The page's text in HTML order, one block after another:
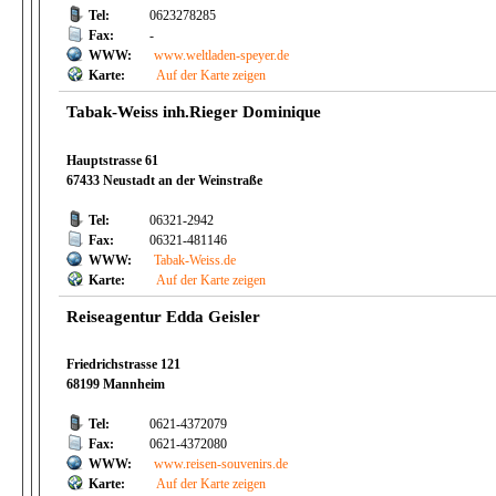
Tel:
0623278285
Fax:
-
WWW:
www.weltladen-speyer.de
Karte:
Auf der Karte zeigen
Tabak-Weiss inh.Rieger Dominique
Hauptstrasse 61
67433 Neustadt an der Weinstraße
Tel:
06321-2942
Fax:
06321-481146
WWW:
Tabak-Weiss.de
Karte:
Auf der Karte zeigen
Reiseagentur Edda Geisler
Friedrichstrasse 121
68199 Mannheim
Tel:
0621-4372079
Fax:
0621-4372080
WWW:
www.reisen-souvenirs.de
Karte:
Auf der Karte zeigen